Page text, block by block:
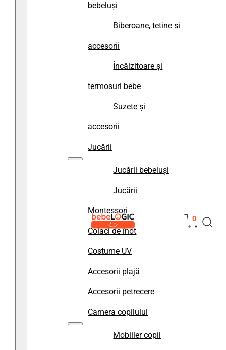
bebeluși
Biberoane, tetine si
accesorii
Încălzitoare și
termosuri bebe
Suzete și
accesorii
Jucării
Jucării bebeluși
Jucării
Montessori
Colaci de înot
Costume UV
Accesorii plajă
Accesorii petrecere
Camera copilului
Mobilier copii
0